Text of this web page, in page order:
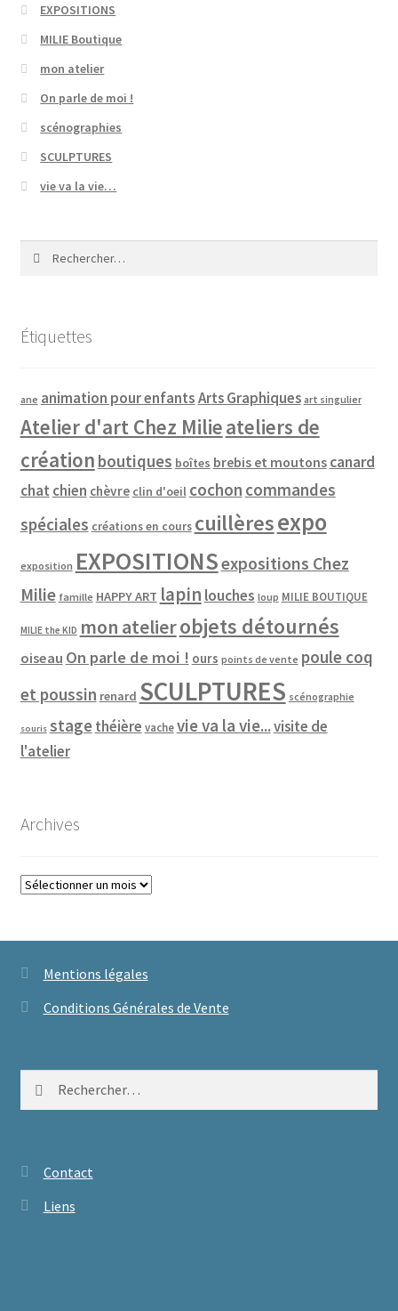
EXPOSITIONS
MILIE Boutique
mon atelier
On parle de moi !
scénographies
SCULPTURES
vie va la vie…
Étiquettes
ane animation pour enfantsArts Graphiques art singulier
Atelier d'art Chez Milieateliers de
création boutiques boîtes brebis et moutons canard
chat chien chèvre clin d'oeil cochon commandes
spéciales créations en cours cuillèresexpo
exposition EXPOSITIONSexpositions Chez
Milie famille HAPPY ART lapin louches loup MILIE BOUTIQUE
MILIE the KID mon atelierobjets détournés
oiseau On parle de moi ! ours points de vente poule coq
et poussin renard SCULPTURES scénographie
souris stagethéière vache vie va la vie...visite de
l'atelier
Archives
Archives
Mentions légales
Conditions Générales de Vente
Contact
Liens